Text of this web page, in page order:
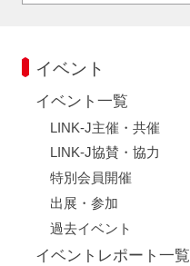
イベント
イベント一覧
LINK-J主催・共催
LINK-J協賛・協力
特別会員開催
出展・参加
過去イベント
イベントレポート一覧